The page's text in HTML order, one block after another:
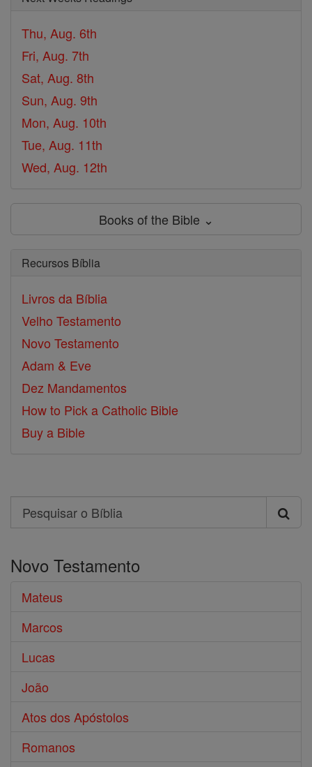
Thu, Aug. 6th
Fri, Aug. 7th
Sat, Aug. 8th
Sun, Aug. 9th
Mon, Aug. 10th
Tue, Aug. 11th
Wed, Aug. 12th
Books of the Bible ⌄
Recursos Bíblia
Livros da Bíblia
Velho Testamento
Novo Testamento
Adam & Eve
Dez Mandamentos
How to Pick a Catholic Bible
Buy a Bible
Search
Pesquisar
Bíblia
Novo Testamento
Mateus
Marcos
Lucas
João
Atos dos Apóstolos
Romanos